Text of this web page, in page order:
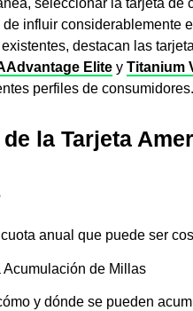
influir considerablemente
destacan las
Elite y Titanium
perfiles de consumidores.
la Tarjeta
anual que puede ser
Acumulación de Millas
y dónde se pueden